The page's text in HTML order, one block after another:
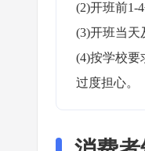
(2)开班前1-
(3)开班当天
(4)按学校要
过度担心。